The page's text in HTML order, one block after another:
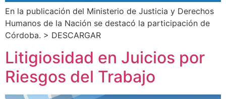
En la publicación del Ministerio de Justicia y Derechos
Humanos de la Nación se destacó la participación de
Córdoba. > DESCARGAR
Litigiosidad en Juicios por
Riesgos del Trabajo